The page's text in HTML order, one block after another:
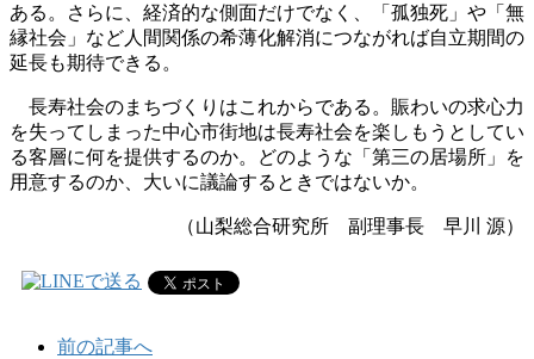
ある。さらに、経済的な側面だけでなく、「孤独死」や「無
縁社会」など人間関係の希薄化解消につながれば自立期間の
延長も期待できる。
長寿社会のまちづくりはこれからである。賑わいの求心力
を失ってしまった中心市街地は長寿社会を楽しもうとしてい
る客層に何を提供するのか。どのような「第三の居場所」を
用意するのか、大いに議論するときではないか。
（山梨総合研究所 副理事長 早川 源）
前の記事へ